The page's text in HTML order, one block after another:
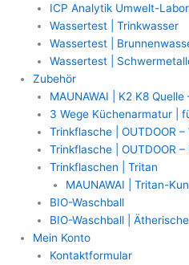
ICP Analytik Umwelt-
Wassertest | Trinkwasser
Wassertest |
Wassertest |
Zubehör
MAUNAWAI | K2 K8 Quelle
3 Wege Küchenarmatur |
Trinkflasche | OUTDOOR
Trinkflasche | OUTDOOR
Trinkflaschen | Tritan
MAUNAWAI | Tritan-
BIO-Waschball
BIO-Waschball |
Mein Konto
Kontaktformular